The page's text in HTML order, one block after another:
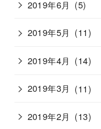
2019年6月 (5)
2019年5月 (11)
2019年4月 (14)
2019年3月 (11)
2019年2月 (13)